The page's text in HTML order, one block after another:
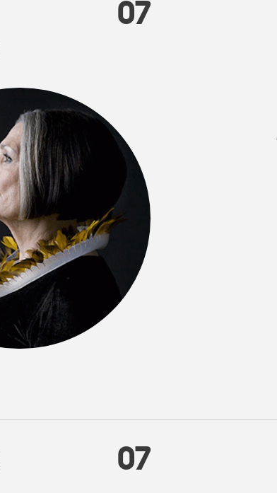
07
07